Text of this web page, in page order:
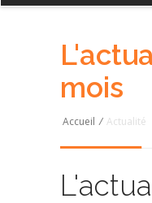
mois
Accueil / Actualité